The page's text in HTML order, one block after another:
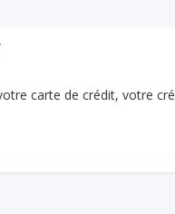
carte de crédit, votre